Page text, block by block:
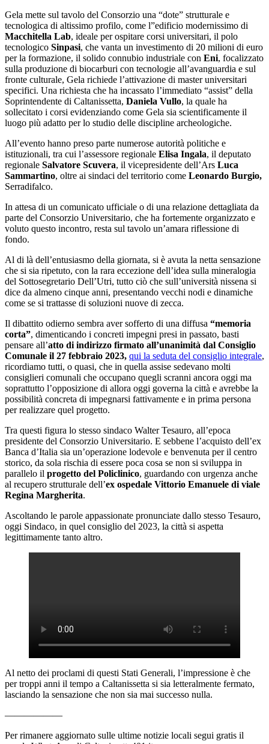
Gela mette sul tavolo del Consorzio una “dote” strutturale e
tecnologica di altissimo profilo, come l”edificio modernissimo di
Macchitella Lab, ideale per ospitare corsi universitari, il polo
tecnologico Sinpasi, che vanta un investimento di 20 milioni di euro
per la formazione, il solido connubio industriale con Eni, focalizzato
sulla produzione di biocarburi con tecnologie all’avanguardia e sul
fronte culturale, Gela richiede l’attivazione di master universitari
specifici. Una richiesta che ha incassato l’immediato “assist” della
Soprintendente di Caltanissetta, Daniela Vullo, la quale ha
sollecitato i corsi evidenziando come Gela sia scientificamente il
luogo più adatto per lo studio delle discipline archeologiche.
All’evento hanno preso parte numerose autorità politiche e
istituzionali, tra cui l’assessore regionale Elisa Ingala, il deputato
regionale Salvatore Scuvera, il vicepresidente dell’Ars Luca
Sammartino, oltre ai sindaci del territorio come Leonardo Burgio,
Serradifalco.
In attesa di un comunicato ufficiale o di una relazione dettagliata da
parte del Consorzio Universitario, che ha fortemente organizzato e
voluto questo incontro, resta sul tavolo un’amara riflessione di
fondo.
Al di là dell’entusiasmo della giornata, si è avuta la netta sensazione
che si sia ripetuto, con la rara eccezione dell’idea sulla mineralogia
del Sottosegretario Dell’Utri, tutto ciò che sull’università nissena si
dice da almeno cinque anni, presentando vecchi nodi e dinamiche
come se si trattasse di soluzioni nuove di zecca.
Il dibattito odierno sembra aver sofferto di una diffusa “memoria
corta”, dimenticando i concreti impegni presi in passato, basti
pensare all’atto di indirizzo firmato all’unanimità dal Consiglio
Comunale il 27 febbraio 2023, qui la seduta del consiglio integrale,
ricordiamo tutti, o quasi, che in quella assise sedevano molti
consiglieri comunali che occupano quegli scranni ancora oggi ma
soprattutto l’opposizione di allora oggi governa la città e avrebbe la
possibilità concreta di impegnarsi fattivamente e in prima persona
per realizzare quel progetto.
Tra questi figura lo stesso sindaco Walter Tesauro, all’epoca
presidente del Consorzio Universitario. E sebbene l’acquisto dell’ex
Banca d’Italia sia un’operazione lodevole e benvenuta per il centro
storico, da sola rischia di essere poca cosa se non si sviluppa in
parallelo il progetto del Policlinico, guardando con urgenza anche
al recupero strutturale dell’ex ospedale Vittorio Emanuele di viale
Regina Margherita.
Ascoltando le parole appassionate pronunciate dallo stesso Tesauro,
oggi Sindaco, in quel consiglio del 2023, la città si aspetta
legittimamente tanto altro.
Al netto dei proclami di questi Stati Generali, l’impressione è che
per troppi anni il tempo a Caltanissetta si sia letteralmente fermato,
lasciando la sensazione che non sia mai successo nulla.
——————
Per rimanere aggiornato sulle ultime notizie locali segui gratis il